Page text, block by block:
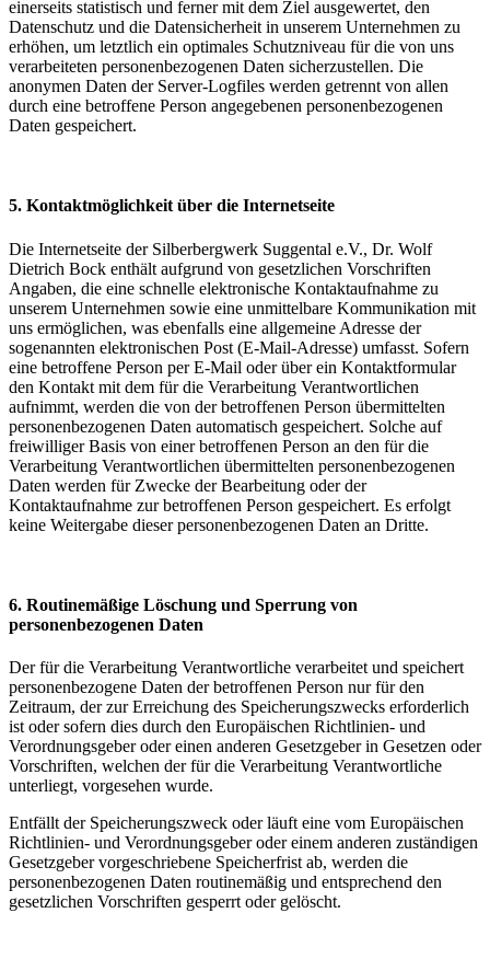
einerseits statistisch und ferner mit dem Ziel ausgewertet, den
Datenschutz und die Datensicherheit in unserem Unternehmen zu
erhöhen, um letztlich ein optimales Schutzniveau für die von uns
verarbeiteten personenbezogenen Daten sicherzustellen. Die
anonymen Daten der Server-Logfiles werden getrennt von allen
durch eine betroffene Person angegebenen personenbezogenen
Daten gespeichert.
5. Kontaktmöglichkeit über die Internetseite
Die Internetseite der Silberbergwerk Suggental e.V., Dr. Wolf
Dietrich Bock enthält aufgrund von gesetzlichen Vorschriften
Angaben, die eine schnelle elektronische Kontaktaufnahme zu
unserem Unternehmen sowie eine unmittelbare Kommunikation mit
uns ermöglichen, was ebenfalls eine allgemeine Adresse der
sogenannten elektronischen Post (E-Mail-Adresse) umfasst. Sofern
eine betroffene Person per E-Mail oder über ein Kontaktformular
den Kontakt mit dem für die Verarbeitung Verantwortlichen
aufnimmt, werden die von der betroffenen Person übermittelten
personenbezogenen Daten automatisch gespeichert. Solche auf
freiwilliger Basis von einer betroffenen Person an den für die
Verarbeitung Verantwortlichen übermittelten personenbezogenen
Daten werden für Zwecke der Bearbeitung oder der
Kontaktaufnahme zur betroffenen Person gespeichert. Es erfolgt
keine Weitergabe dieser personenbezogenen Daten an Dritte.
6. Routinemäßige Löschung und Sperrung von
personenbezogenen Daten
Der für die Verarbeitung Verantwortliche verarbeitet und speichert
personenbezogene Daten der betroffenen Person nur für den
Zeitraum, der zur Erreichung des Speicherungszwecks erforderlich
ist oder sofern dies durch den Europäischen Richtlinien- und
Verordnungsgeber oder einen anderen Gesetzgeber in Gesetzen oder
Vorschriften, welchen der für die Verarbeitung Verantwortliche
unterliegt, vorgesehen wurde.
Entfällt der Speicherungszweck oder läuft eine vom Europäischen
Richtlinien- und Verordnungsgeber oder einem anderen zuständigen
Gesetzgeber vorgeschriebene Speicherfrist ab, werden die
personenbezogenen Daten routinemäßig und entsprechend den
gesetzlichen Vorschriften gesperrt oder gelöscht.